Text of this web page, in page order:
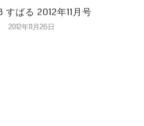
すばる 2012年11月号
2012年11月26日